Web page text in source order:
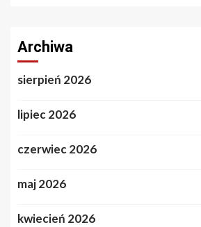
Archiwa
sierpień 2026
lipiec 2026
czerwiec 2026
maj 2026
kwiecień 2026